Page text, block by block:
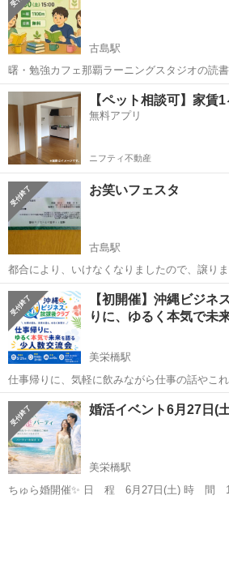
2026年6月27日...
古島駅
曙・勉強カフェ那覇ラーニングスタジオの読書会です。
一冊を持ち寄って、 「どんな本？」 「どんな
そんなことを、コーヒーとおやつを楽しみな
う時間にしたいと思っ...
沖縄 那覇市 古島駅 その他 読書
【ペット相談可】家賃
無料アプリ
ニフティ不動産
お笑いフェスタ
古島駅
都合により、いけなくなりましたので、譲り
す、 チケット2枚あります 2枚で6000円で、
沖縄 那覇市 古島駅 その他 お笑
【初開催】沖縄ビジネ
りに、ゆるく本気で未
美栄橋駅
仕事帰りに、気軽に飲みながら仕事の話やこれ
人数のビジネス交流会です。 「ガチガチの異業種交流会は少し苦手」
「でも、沖縄で仕事のつながりは作りたい」
ス、副業中の人と気軽に話...
沖縄 那覇市 美栄橋駅 その他
婚活イベント6月27日(
美栄橋駅
ちゅら婚開催✨ 日 程 6月27日(土) 時 間 12:00-13:30 参加費 男